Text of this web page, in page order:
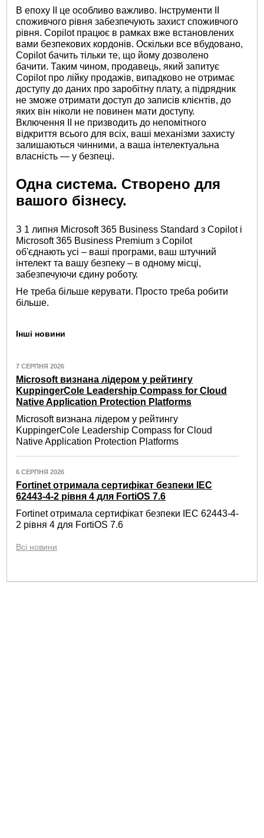
В епоху ІІ це особливо важливо. Інструменти ІІ
споживчого рівня забезпечують захист споживчого
рівня. Copilot працює в рамках вже встановлених
вами безпекових кордонів. Оскільки все вбудовано,
Copilot бачить тільки те, що йому дозволено
бачити. Таким чином, продавець, який запитує
Copilot про лійку продажів, випадково не отримає
доступу до даних про заробітну плату, а підрядник
не зможе отримати доступ до записів клієнтів, до
яких він ніколи не повинен мати доступу.
Включення ІІ не призводить до непомітного
відкриття всього для всіх, ваші механізми захисту
залишаються чинними, а ваша інтелектуальна
власність — у безпеці.
Одна система. Створено для
вашого бізнесу.
З 1 липня Microsoft 365 Business Standard з Copilot і
Microsoft 365 Business Premium з Copilot
об'єднають усі – ваші програми, ваш штучний
інтелект та вашу безпеку – в одному місці,
забезпечуючи єдину роботу.
Не треба більше керувати. Просто треба робити
більше.
Інші новини
7 СЕРПНЯ 2026
Microsoft визнана лідером у рейтингу
KuppingerCole Leadership Compass for Cloud
Native Application Protection Platforms
Microsoft визнана лідером у рейтингу
KuppingerCole Leadership Compass for Cloud
Native Application Protection Platforms
6 СЕРПНЯ 2026
Fortinet отримала сертифікат безпеки IEC
62443-4-2 рівня 4 для FortiOS 7.6
Fortinet отримала сертифікат безпеки IEC 62443-4-
2 рівня 4 для FortiOS 7.6
Всі новини